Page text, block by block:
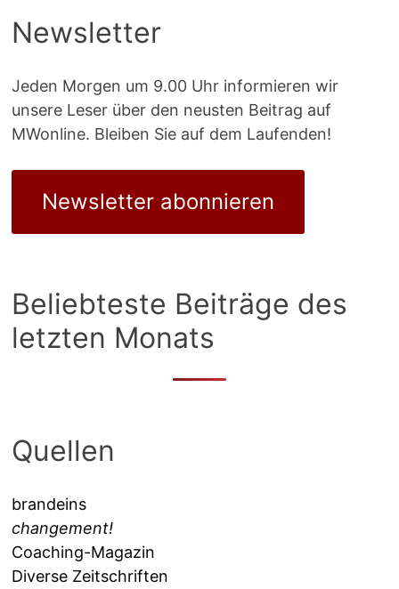
Newsletter
Jeden Morgen um 9.00 Uhr informieren wir
unsere Leser über den neusten Beitrag auf
MWonline. Bleiben Sie auf dem Laufenden!
Newsletter abonnieren
Beliebteste Beiträge des
letzten Monats
Quellen
brandeins
changement!
Coaching-Magazin
Diverse Zeitschriften